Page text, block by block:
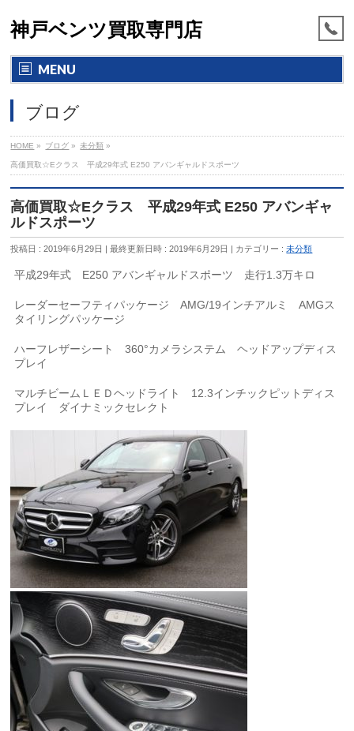
神戸ベンツ買取専門店
MENU
ブログ
HOME » ブログ » 未分類 »
高価買取☆Eクラス 平成29年式 E250 アバンギャルドスポーツ
高価買取☆Eクラス 平成29年式 E250 アバンギャ
ルドスポーツ
投稿日 : 2019年6月29日 最終更新日時 : 2019年6月29日 カテゴリー :未分類
平成29年式 E250 アバンギャルドスポーツ 走行1.3万キロ
レーダーセーフティパッケージ AMG/19インチアルミ AMGス
タイリングパッケージ
ハーフレザーシート 360°カメラシステム ヘッドアップディス
プレイ
マルチビームＬＥＤヘッドライト 12.3インチックピットディス
プレイ ダイナミックセレクト